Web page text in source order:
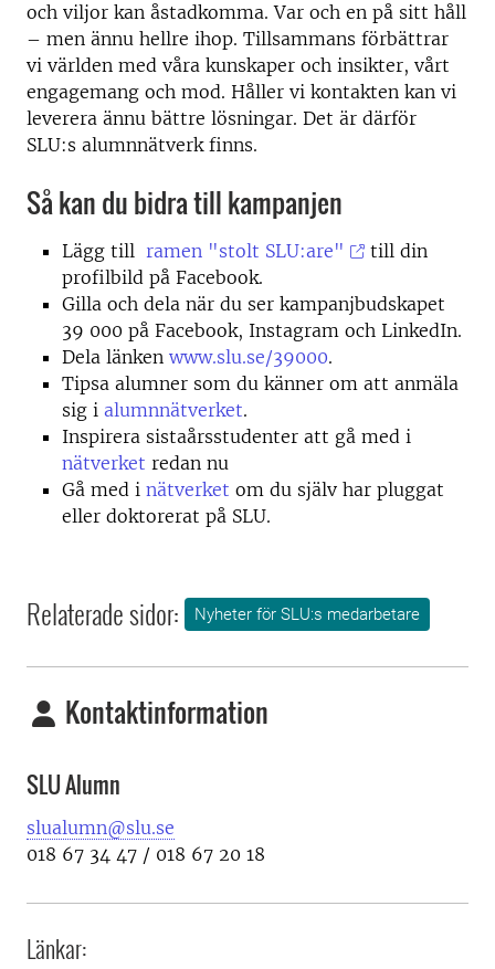
och viljor kan åstadkomma. Var och en på sitt håll
– men ännu hellre ihop. Tillsammans förbättrar
vi världen med våra kunskaper och insikter, vårt
engagemang och mod. Håller vi kontakten kan vi
leverera ännu bättre lösningar. Det är därför
SLU:s alumnnätverk finns.
Så kan du bidra till kampanjen
Lägg till ramen "stolt SLU:are"
till din
profilbild på Facebook.
Gilla och dela när du ser kampanjbudskapet
39 000 på Facebook, Instagram och LinkedIn.
Dela länken www.slu.se/39000.
Tipsa alumner som du känner om att anmäla
sig i alumnnätverket.
Inspirera sistaårsstudenter att gå med i
nätverket redan nu
Gå med i nätverket om du själv har pluggat
eller doktorerat på SLU.
Relaterade sidor: Nyheter för SLU:s medarbetare
Kontaktinformation
SLU Alumn
slualumn@slu.se
018 67 34 47 / 018 67 20 18
Länkar: